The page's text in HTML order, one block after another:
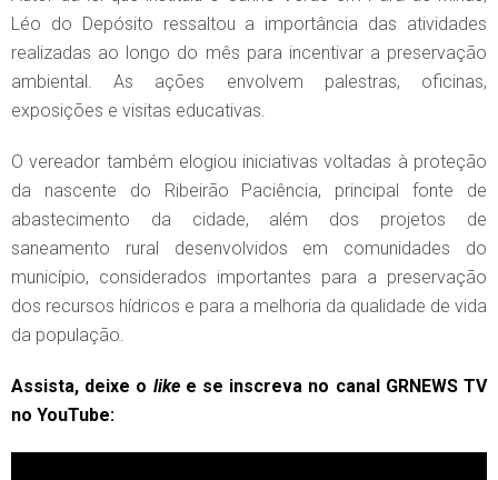
Léo do Depósito ressaltou a importância das atividades
realizadas ao longo do mês para incentivar a preservação
ambiental. As ações envolvem palestras, oficinas,
exposições e visitas educativas.
O vereador também elogiou iniciativas voltadas à proteção
da nascente do Ribeirão Paciência, principal fonte de
abastecimento da cidade, além dos projetos de
saneamento rural desenvolvidos em comunidades do
município, considerados importantes para a preservação
dos recursos hídricos e para a melhoria da qualidade de vida
da população.
Assista, deixe o likee se inscreva no canal GRNEWS TV
no YouTube: